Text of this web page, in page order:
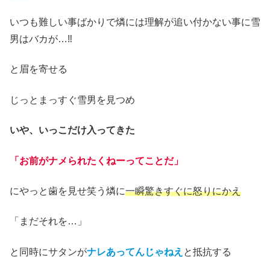
いつも難しい事ばかりで燐には理解が追い付かない事に雪
男はバカが…‼
と眉を寄せる
じっとまっすぐ雪男を見つめ
いや、いっこだけ入ってきた
「お前がナメられたくねーってことだ」
にやっと歯を見せ笑う燐に一瞬驚きすぐに怒りにかえ
「まだそれを…」
と同時にサタンがナレあってんじゃねえ と抵抗する